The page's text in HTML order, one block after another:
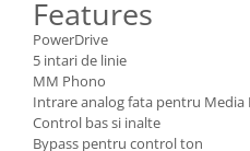
Features
PowerDrive
5 intari de linie
MM Phono
Intrare analog fata pentru Media
Control bas si inalte
Bypass pentru control ton